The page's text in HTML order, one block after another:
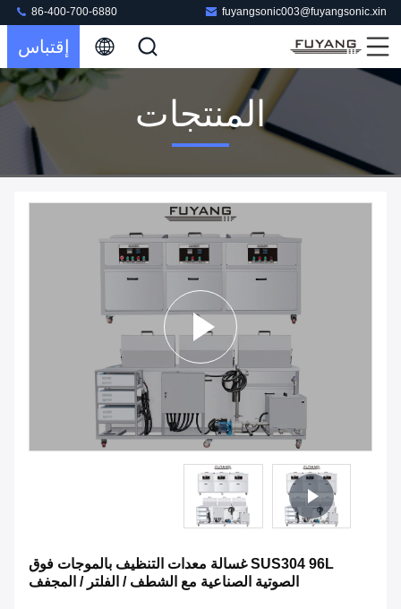
fuyangsonic003@fuyangsonic.xin
86-400-700-6880
إقتباس
المنتجات
SUS304 96L غسالة معدات التنظيف بالموجات فوق
الصوتية الصناعية مع الشطف / الفلتر / المجفف